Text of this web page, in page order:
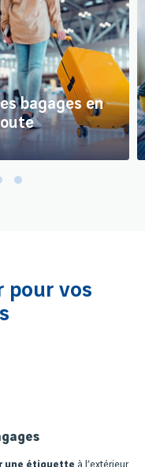
bagages en
votre bagage
soute en suivant nos
et astuces !
pour vos
une étiquette à l’extérieur